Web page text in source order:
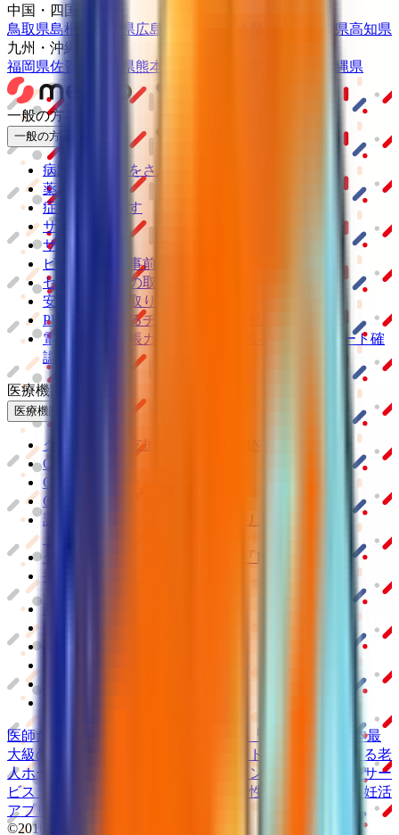
中国・四国
鳥取県島根県 岡山県広島県 愛媛県高知県
九州・沖縄
福岡県佐賀県 長崎県熊本県 沖縄県
一般の方
一般の方
病院・診療所をさがす
薬局をさがす
症状からさがす
サポート
サポート環境
ビデオ通話の事前テスト
セキュリティの取り組み
安心安全への取り組み
PHR指針に係るチェックシート確認結果の公表
電子版お薬手帳ガイドラインに係るチェックシート確
認結果の公表
医療機関の方
医療機関の方
クラウド診療 支援システム
CLINICS予約
CLINICSオンライン診療
CLINICSカルテ
調剤薬局向け統合型クラウドソリューション
クラウド歯科業務
「Dentis」
掲載情報の修正・削除はこちら
利用規約
特定商取引法に基づく表記
医師たちがつくる 「MEDLEY」
日本最
大級の
「ジョブメドレー」 納得できる老
人ホーム紹介サービス
オンライン
動画研修サー
ビス
女性向け
生理予測・妊活
アプリ
©2016 MEDLEY, INC.